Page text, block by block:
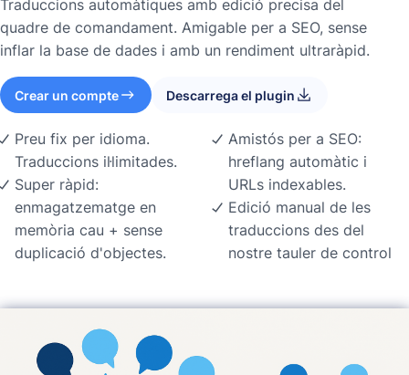
Traduccions automàtiques amb edició precisa del
quadre de comandament. Amigable per a SEO, sense
inflar la base de dades i amb un rendiment ultraràpid.
Crear un compte Descarrega el plugin
Preu fix per idioma.
Traduccions il·limitades.
Super ràpid:
enmagatzematge en
memòria cau + sense
duplicació d'objectes.
Amistós per a SEO:
hreflang automàtic i
URLs indexables.
Edició manual de les
traduccions des del
nostre tauler de control